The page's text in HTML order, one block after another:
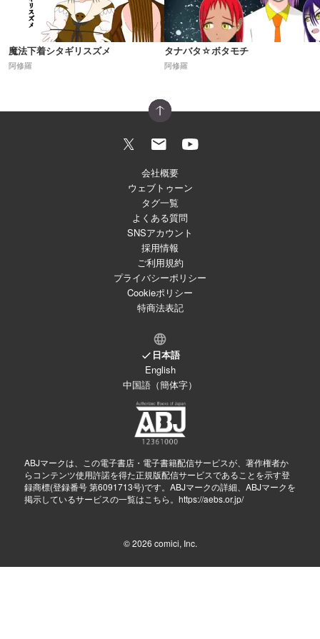
魔法下着シタギリスズメ
阿修羅
タナバタ☆ボタモチ
阿修羅
会社概要
ウェブトゥーン
タグ一覧
よくある質問
SNSアカウント
採用情報
ご利用規約
プライバシーポリシー
Cookieポリシー
特商法表記
日本語
English
中国語（簡体字）
ABJマークは、この電子書店・電子書籍配信サービスが、著作権者か
らコンテンツ使用許諾を得た正規版配信サービスであることを示す登
録商標(登録番号 第6091713号)です。ABJマークの詳細、ABJマークを
掲示しているサービスの一覧はこちら。 https://aebs.or.jp/
© 2026 comici, Inc.